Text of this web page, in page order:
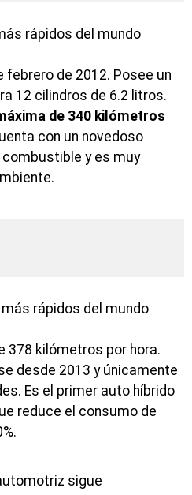
febrero de 2012. Posee un
12 cilindros de 6.2 litros.
de 340 kilómetros
con un novedoso
y es muy
378 kilómetros por hora.
desde 2013 y únicamente
Es el primer auto híbrido
reduce el consumo de
sigue